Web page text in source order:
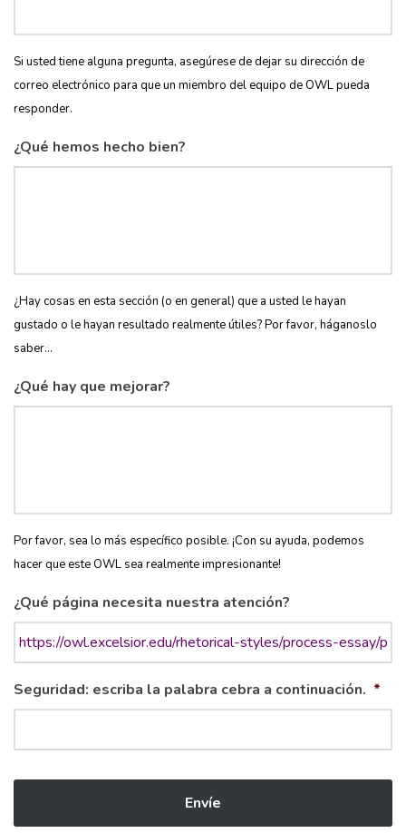
Si usted tiene alguna pregunta, asegúrese de dejar su dirección de
correo electrónico para que un miembro del equipo de OWL pueda
responder.
¿Qué hemos hecho bien?
¿Hay cosas en esta sección (o en general) que a usted le hayan
gustado o le hayan resultado realmente útiles? Por favor, háganoslo
saber...
¿Qué hay que mejorar?
Por favor, sea lo más específico posible. ¡Con su ayuda, podemos
hacer que este OWL sea realmente impresionante!
¿Qué página necesita nuestra atención?
Seguridad: escriba la palabra cebra a continuación. *